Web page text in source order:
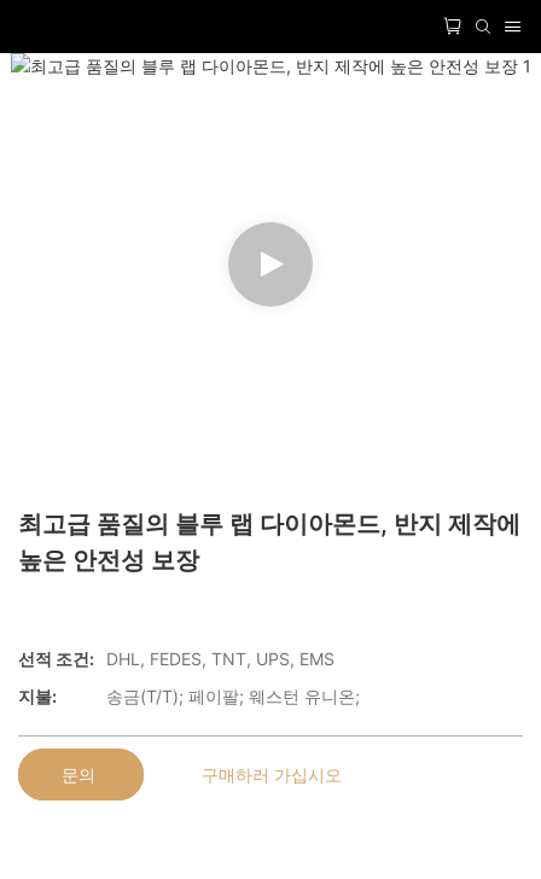
최고급 품질의 블루 랩 다이아몬드, 반지 제작에
높은 안전성 보장
선적 조건:
DHL, FEDES, TNT, UPS, EMS
지불:
송금(T/T); 페이팔; 웨스턴 유니온;
문의 구매하러 가십시오